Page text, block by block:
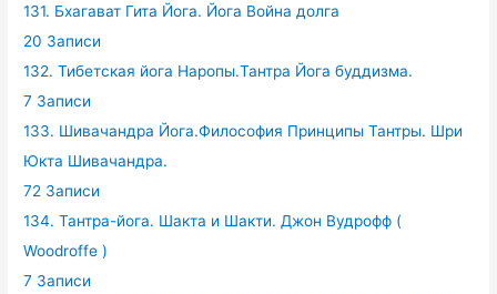
131. Бхагават Гита Йога. Йога Война долга
20 Записи
132. Тибетская йога Наропы.Тантра Йога буддизма.
7 Записи
133. Шивачандра Йога.Философия Принципы Тантры. Шри
Юкта Шивачандра.
72 Записи
134. Тантра-йога. Шакта и Шакти. Джон Вудрофф (
Woodroffe )
7 Записи